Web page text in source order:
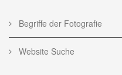
Begriffe der Fotografie
Website Suche